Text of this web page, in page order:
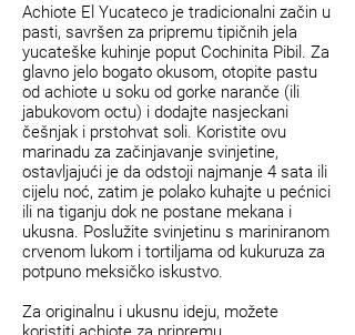
Achiote El Yucateco je tradicionalni začin u
pasti, savršen za pripremu tipičnih jela
yucateške kuhinje poput Cochinita Pibil. Za
glavno jelo bogato okusom, otopite pastu
od achiote u soku od gorke naranče (ili
jabukovom octu) i dodajte nasjeckani
češnjak i prstohvat soli. Koristite ovu
marinadu za začinjavanje svinjetine,
ostavljajući je da odstoji najmanje 4 sata ili
cijelu noć, zatim je polako kuhajte u pećnici
ili na tiganju dok ne postane mekana i
ukusna. Poslužite svinjetinu s mariniranom
crvenom lukom i tortiljama od kukuruza za
potpuno meksičko iskustvo.
Za originalnu i ukusnu ideju, možete